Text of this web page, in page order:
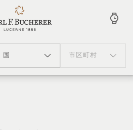
国 市区町村